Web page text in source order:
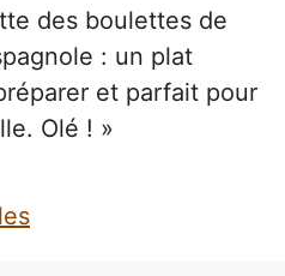
des boulettes de
: un plat
et parfait pour
Olé ! »